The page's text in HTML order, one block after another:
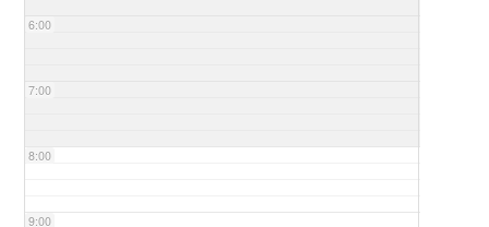
6:00
7:00
8:00
9:00